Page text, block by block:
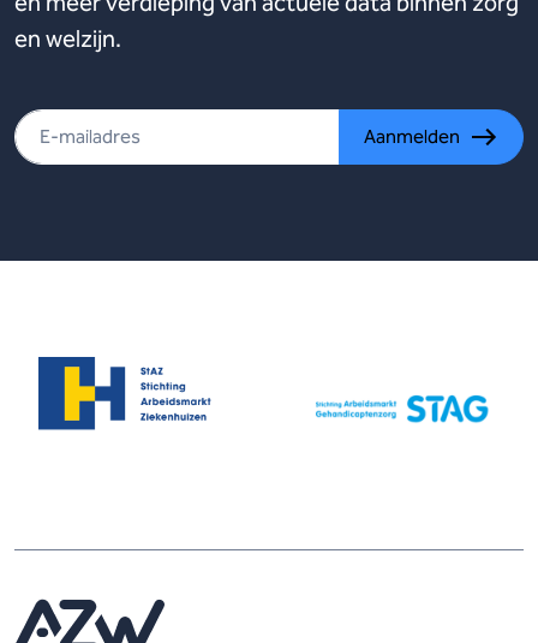
en welzijn.
Aanmelden